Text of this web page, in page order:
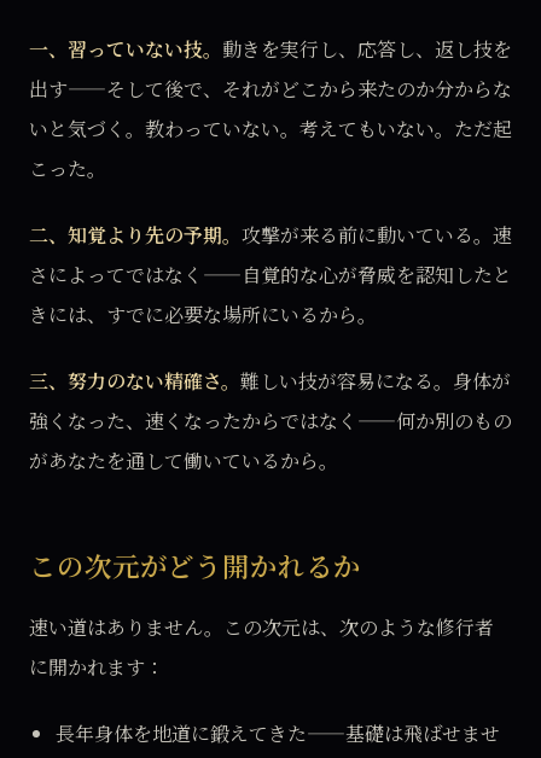
一、習っていない技。 動きを実行し、応答し、返し技を
出す——そして後で、それがどこから来たのか分からな
いと気づく。教わっていない。考えてもいない。ただ起
こった。
二、知覚より先の予期。 攻撃が来る前に動いている。速
さによってではなく——自覚的な心が脅威を認知したと
きには、すでに必要な場所にいるから。
三、努力のない精確さ。 難しい技が容易になる。身体が
強くなった、速くなったからではなく——何か別のもの
があなたを通して働いているから。
この次元がどう開かれるか
速い道はありません。この次元は、次のような修行者
に開かれます：
長年身体を地道に鍛えてきた——基礎は飛ばせませ